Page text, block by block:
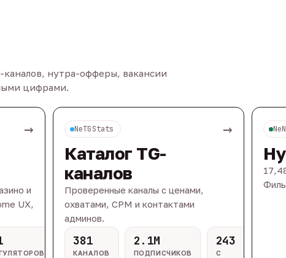
каналов, нутра-офферы, вакансии
цифрами.
→
и
UX,
NeTGStats →
Каталог TG-
каналов
Проверенные каналы с ценами,
охватами, CPM и контактами
админов.
381
КАНАЛОВ
2.1M
ПОДПИСЧИКОВ
243
С